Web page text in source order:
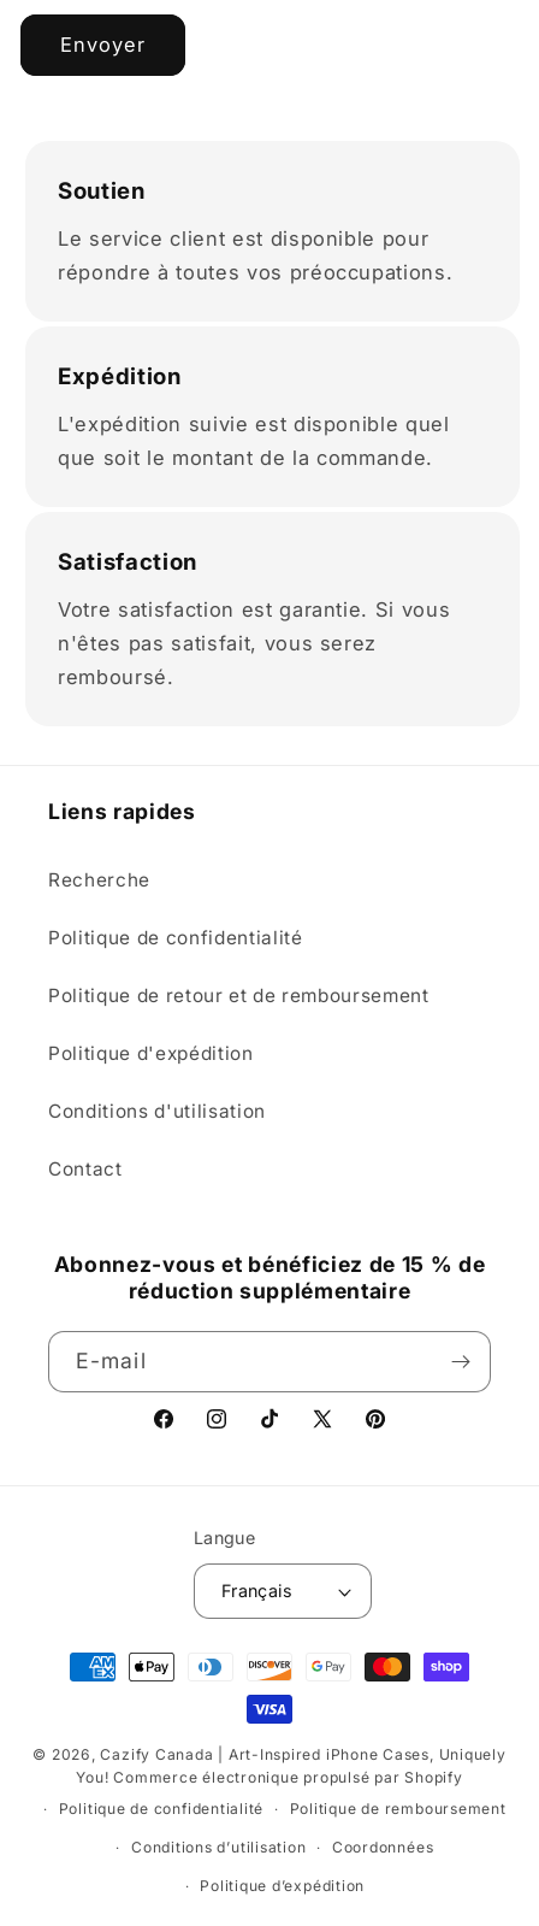
Envoyer
Soutien
Le service client est disponible pour
répondre à toutes vos préoccupations.
Expédition
L'expédition suivie est disponible quel
que soit le montant de la commande.
Satisfaction
Votre satisfaction est garantie. Si vous
n'êtes pas satisfait, vous serez
remboursé.
Liens rapides
Recherche
Politique de confidentialité
Politique de retour et de remboursement
Politique d'expédition
Conditions d'utilisation
Contact
Abonnez-vous et bénéficiez de 15 % de
réduction supplémentaire
E-mail
FacebookInstagramTikTokX
Pinterest
Langue
Français
Moyens
de
© 2026,Cazify Canada | Art-Inspired iPhone Cases, Uniquely
You! Commerce électronique propulsé par Shopify
Politique de confidentialité
Politique de remboursement
Conditions d’utilisation Coordonnées
Politique d’expédition